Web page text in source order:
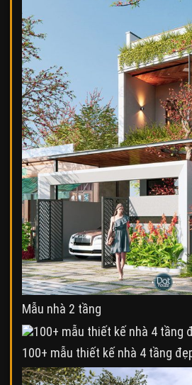
Mẫu nhà 2 tầng
100+ mẫu thiết kế nhà 4 tầng